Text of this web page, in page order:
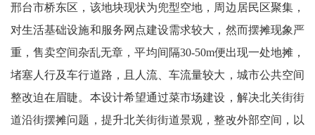
邢台市桥东区，该地块现状为兜型空地，周边居民区聚集，
对生活基础设施和服务网点建设需求较大，然而摆摊现象严
重，售卖空间杂乱无章，平均间隔30-50m便出现一处地摊，
堵塞人行及车行道路，且人流、车流量较大，城市公共空间
整改迫在眉睫。本设计希望通过菜市场建设，解决北关街街
道沿街摆摊问题，提升北关街街道景观，整改外部空间，以